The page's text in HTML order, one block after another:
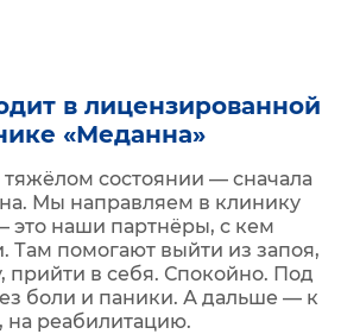
в лицензированной
«Меданна»
тяжёлом состоянии — сначала
Мы направляем в клинику
это наши партнёры, с кем
Там помогают выйти из запоя,
прийти в себя. Спокойно. Под
боли и паники. А дальше — к
на реабилитацию.